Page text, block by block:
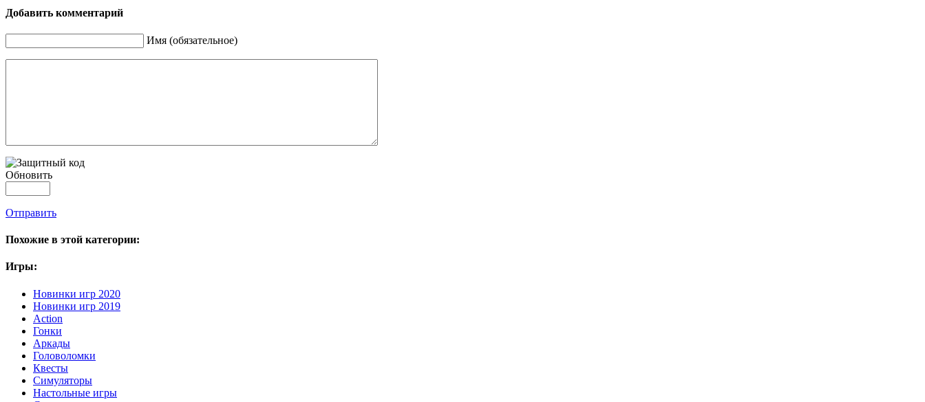
Добавить комментарий
Имя (обязательное)
Обновить
Отправить
Похожие в этой категории:
Игры:
Новинки игр 2020
Новинки игр 2019
Action
Гонки
Аркады
Головоломки
Квесты
Симуляторы
Настольные игры